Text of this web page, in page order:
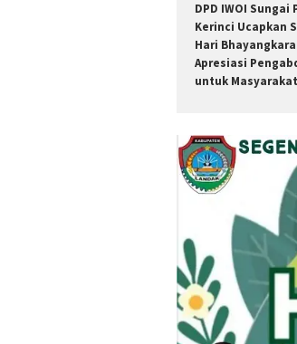
DPD IWOI Sungai
Kerinci Ucapkan
Hari
Apresiasi
untuk Masyarakat